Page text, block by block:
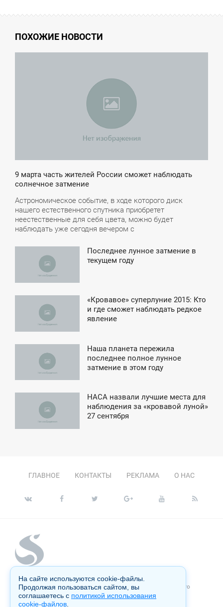
ПОХОЖИЕ НОВОСТИ
9 марта часть жителей России сможет наблюдать
солнечное затмение
Астрономическое событие, в ходе которого диск
нашего естественного спутника приобретет
неестественные для себя цвета, можно будет
наблюдать уже сегодня вечером с
Последнее лунное затмение в
текущем году
«Кровавое» суперлуние 2015: Кто
и где сможет наблюдать редкое
явление
Наша планета пережила
последнее полное лунное
затмение в этом году
НАСА назвали лучшие места для
наблюдения за «кровавой луной»
27 сентября
ГЛАВНОЕ КОНТАКТЫ РЕКЛАМА О НАС
Копирование материалов сайта запрещено без письменного
согласия администрации и преследуется по закону.
На сайте используются cookie-файлы.
Продолжая пользоваться сайтом, вы
соглашаетесь с политикой использования
cookie-файлов